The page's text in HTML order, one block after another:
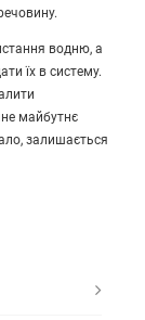
водню, а
їх в систему.
майбутнє
залишається